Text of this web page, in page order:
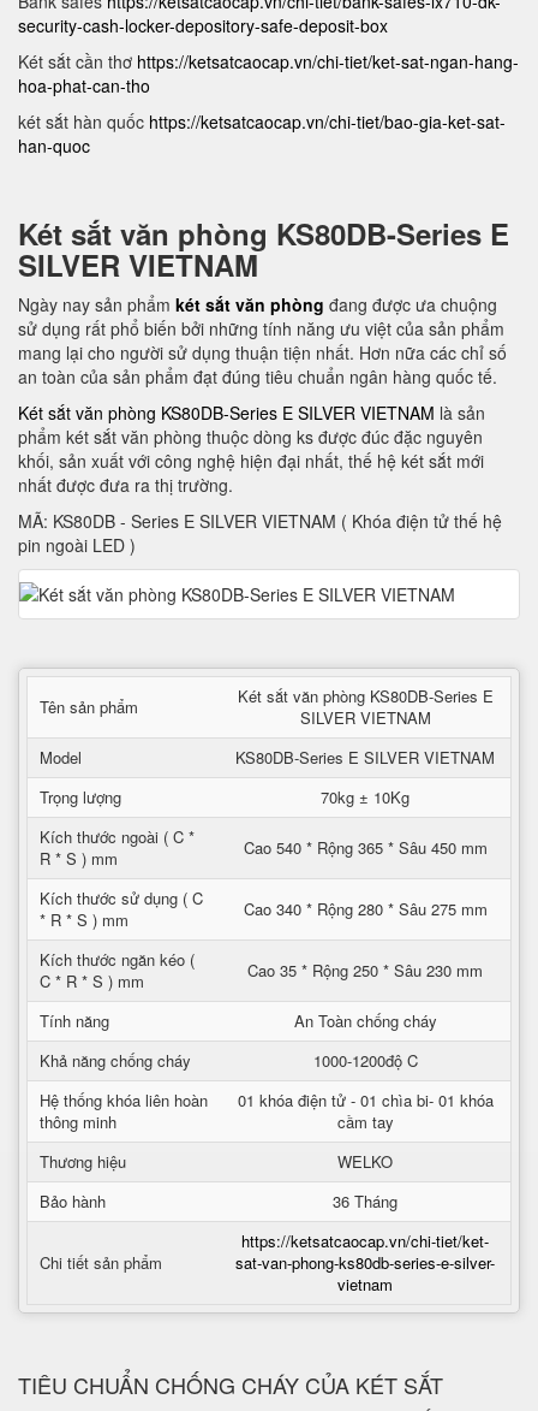
security-cash-locker-depository-safe-deposit-box
Két sắt cần thơ https://ketsatcaocap.vn/chi-tiet/ket-sat-ngan-hang-
hoa-phat-can-tho
két sắt hàn quốc https://ketsatcaocap.vn/chi-tiet/bao-gia-ket-sat-
han-quoc
Két sắt văn phòng KS80DB-Series E
SILVER VIETNAM
Ngày nay sản phẩm két sắt văn phòng đang được ưa chuộng
sử dụng rất phổ biến bởi những tính năng ưu việt của sản phẩm
mang lại cho người sử dụng thuận tiện nhất. Hơn nữa các chỉ số
an toàn của sản phẩm đạt đúng tiêu chuẩn ngân hàng quốc tế.
Két sắt văn phòng KS80DB-Series E SILVER VIETNAM là sản
phẩm két sắt văn phòng thuộc dòng ks được đúc đặc nguyên
khối, sản xuất với công nghệ hiện đại nhất, thế hệ két sắt mới
nhất được đưa ra thị trường.
MÃ: KS80DB - Series E SILVER VIETNAM ( Khóa điện tử thế hệ
pin ngoài LED )
Tên sản phẩm
Két sắt văn phòng KS80DB-Series E
SILVER VIETNAM
Model
KS80DB-Series E SILVER VIETNAM
Trọng lượng
70kg ± 10Kg
Kích thước ngoài ( C *
R * S ) mm
Cao 540 * Rộng 365 * Sâu 450 mm
Kích thước sử dụng ( C
* R * S ) mm
Cao 340 * Rộng 280 * Sâu 275 mm
Kích thước ngăn kéo (
C * R * S ) mm
Cao 35 * Rộng 250 * Sâu 230 mm
Tính năng
An Toàn chống cháy
Khả năng chống cháy
1000-1200độ C
Hệ thống khóa liên hoàn
thông minh
01 khóa điện tử - 01 chìa bi- 01 khóa
cầm tay
Thương hiệu
WELKO
Bảo hành
36 Tháng
Chi tiết sản phẩm
https://ketsatcaocap.vn/chi-tiet/ket-
sat-van-phong-ks80db-series-e-silver-
vietnam
TIÊU CHUẨN CHỐNG CHÁY CỦA KÉT SẮT